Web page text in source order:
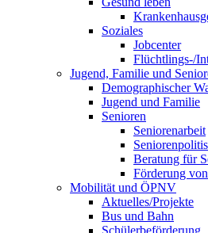
Soziales
Jobcenter
Flüchtlings-/
Jugend, Familie und
Demographischer
Jugend und Familie
Senioren
Seniorenarbeit
Beratung für
Förderung
Mobilität und ÖPNV
Aktuelles/Projekte
Bus und Bahn
Schülerbeförderung